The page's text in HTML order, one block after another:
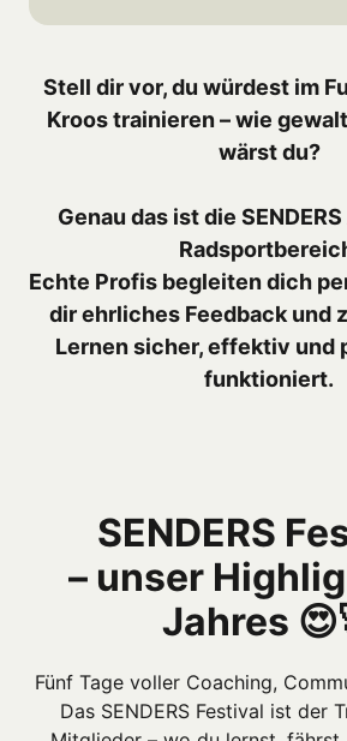
Stell dir vor, du würdest im
Kroos trainieren – wie
wärst du?
Genau das ist die
Echte Profis begleiten dich
dir ehrliches Feedback und
Lernen sicher, effektiv und
funktioniert.
SENDERS
– unser
Jahres
Fünf Tage voller Coaching,
Das SENDERS Festival ist der